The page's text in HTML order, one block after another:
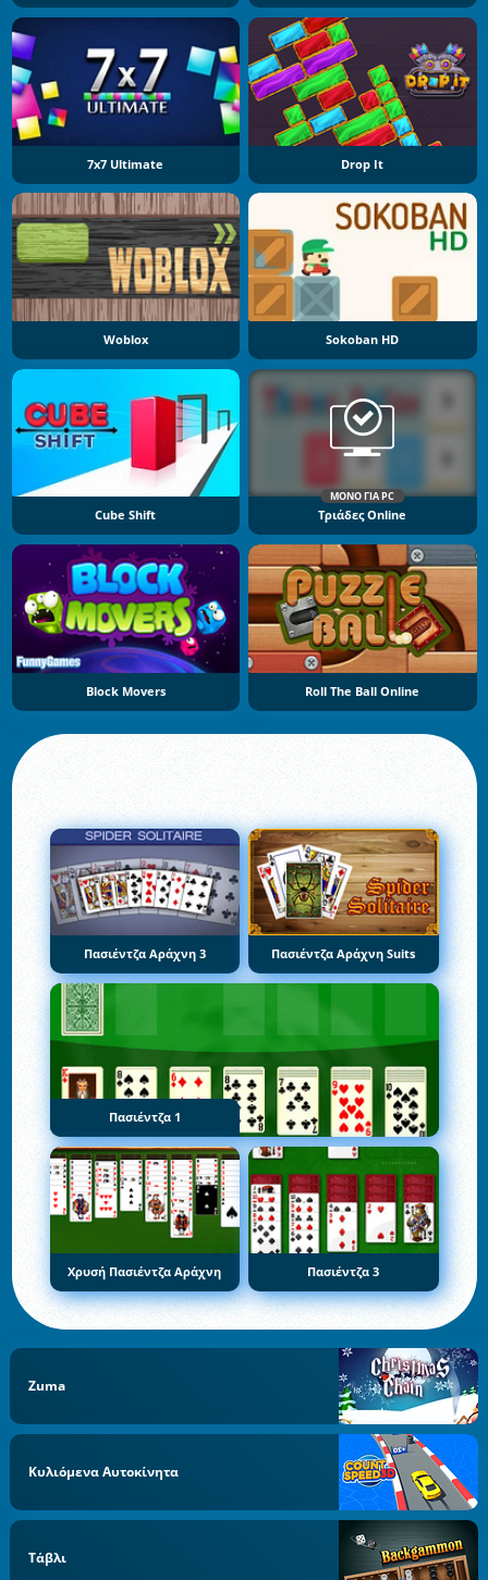
7x7 Ultimate Drop It
Woblox Sokoban HD
Cube Shift
ΜΌΝΟ ΓΙΑ PC
Τριάδες Online
Block Movers Roll The Ball Online
Πασιέντζα Αράχνη 3 Πασιέντζα Αράχνη Suits
Πασιέντζα 1
Χρυσή Πασιέντζα Αράχνη Πασιέντζα 3
Zuma
Κυλιόμενα Αυτοκίνητα
Τάβλι